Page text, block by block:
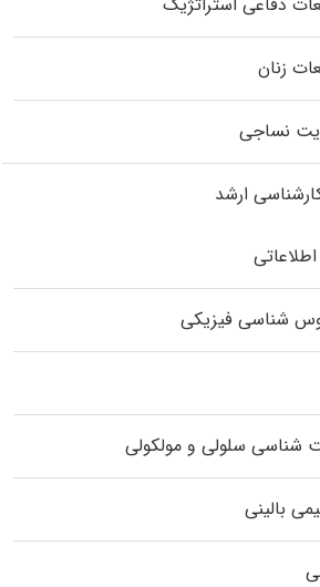
زنان
نساجی
ارشد
شناسی فیزیکی
شناسی سلولی و مولکولی
بالینی